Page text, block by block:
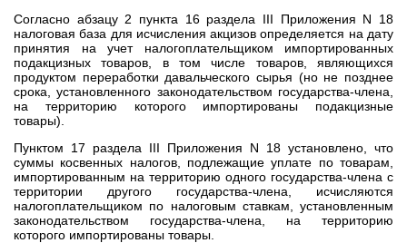
Согласно абзацу 2 пункта 16 раздела III Приложения N 18
налоговая база для исчисления акцизов определяется на дату
принятия на учет налогоплательщиком импортированных
подакцизных товаров, в том числе товаров, являющихся
продуктом переработки давальческого сырья (но не позднее
срока, установленного законодательством государства-члена,
на территорию которого импортированы подакцизные
товары).
Пунктом 17 раздела III Приложения N 18 установлено, что
суммы косвенных налогов, подлежащие уплате по товарам,
импортированным на территорию одного государства-члена с
территории другого государства-члена, исчисляются
налогоплательщиком по налоговым ставкам, установленным
законодательством государства-члена, на территорию
которого импортированы товары.